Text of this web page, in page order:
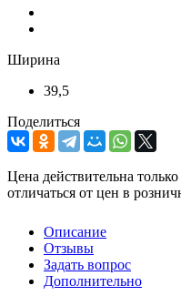
Ширина
39,5
Поделиться
Цена действительна
отличаться от цен в
Описание
Отзывы
Задать вопрос
Дополнительно